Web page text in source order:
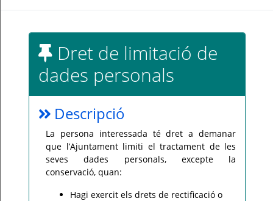
Dret de limitació de
dades personals
Descripció
La persona interessada té dret a demanar
que l’Ajuntament limiti el tractament de les
seves dades personals, excepte la
conservació, quan:
Hagi exercit els drets de rectificació o